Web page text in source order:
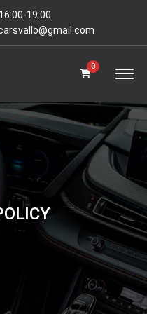
19:00
0